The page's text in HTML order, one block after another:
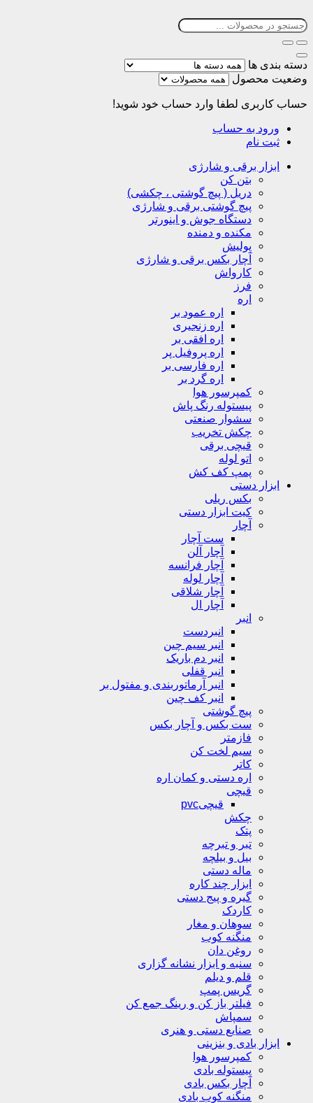
دسته بندی ها
وضعیت محصول
حساب کاربری لطفا وارد حساب خود شوید!
ورود به حساب
ثبت نام
ابزار برقی و شارژی
بتن کن
دریل ( پیچ گوشتی ، چکشی)
پیچ گوشتی برقی و شارژی
دستگاه جوش و اینورتر
مکنده و دمنده
پولیش
آچار بکس برقی و شارژی
کارواش
فرز
اره
اره عمود بر
اره زنجیری
اره افقی بر
اره پروفیل پر
اره فارسی بر
اره گرد بر
کمپرسور هوا
پیستوله رنگ پاش
سشوار صنعتی
چکش تخریب
قیچی برقی
اتو لوله
پمپ کف کش
ابزار دستی
بکس ریلی
کیت ابزار دستی
آچار
ست آچار
آچار آلن
آچار فرانسه
آچار لوله
آچار شلاقی
آچار ال
انبر
انبردست
انبر سیم چین
انبر دم باریک
انبر قفلی
انبر آرماتوربندی و مفتول بر
انبر کف چین
پیچ گوشتی
ست بکس و آچار بکس
فازمتر
سیم لخت کن
کاتر
اره دستی و کمان اره
قیچی
قیچیpvc
چکش
پتک
تبر و تبرچه
بیل و بیلچه
ماله دستی
ابزار چند کاره
گیره و پیج دستی
کاردک
سوهان و مغار
منگنه کوب
روغن دان
سنبه و ابزار نشانه گزاری
قلم و دیلم
گریس پمپ
فیلتر باز کن و رینگ جمع کن
سمپاش
صنایع دستی و هنری
ابزار بادی و بنزینی
کمپرسور هوا
پیستوله بادی
آچار بکس بادی
منگنه کوب بادی